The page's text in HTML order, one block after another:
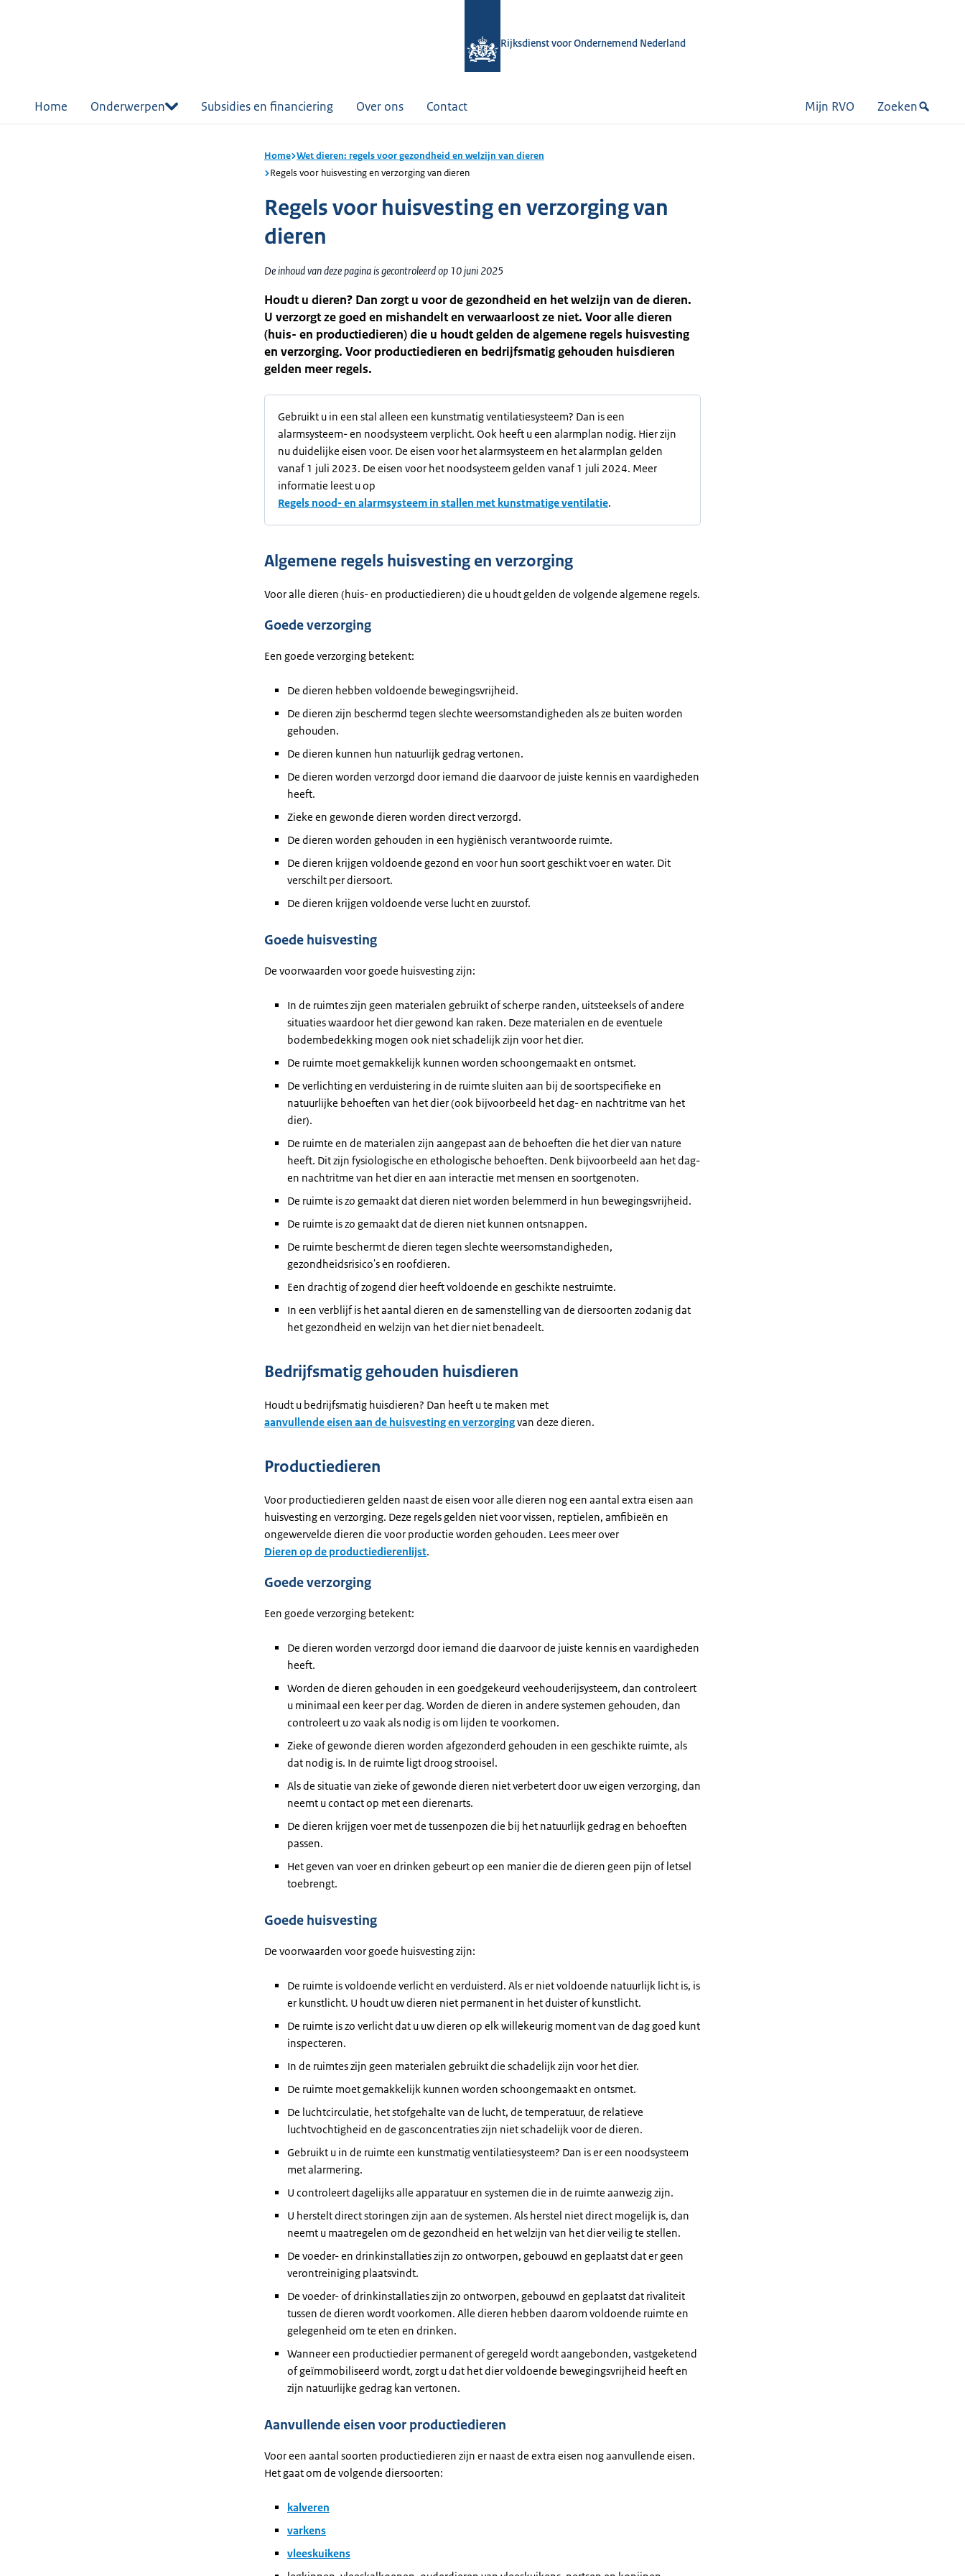
Rijksdienst voor Ondernemend Nederland
Home Onderwerpen Subsidies en financiering Over ons Contact Mijn RVO Zoeken
Home Wet dieren: regels voor gezondheid en welzijn van dieren
Regels voor huisvesting en verzorging van dieren
Regels voor huisvesting en verzorging van
dieren
De inhoud van deze pagina is gecontroleerd op 10 juni 2025
Houdt u dieren? Dan zorgt u voor de gezondheid en het welzijn van de dieren.
U verzorgt ze goed en mishandelt en verwaarloost ze niet. Voor alle dieren
(huis- en productiedieren) die u houdt gelden de algemene regels huisvesting
en verzorging. Voor productiedieren en bedrijfsmatig gehouden huisdieren
gelden meer regels.
Gebruikt u in een stal alleen een kunstmatig ventilatiesysteem? Dan is een
alarmsysteem- en noodsysteem verplicht. Ook heeft u een alarmplan nodig. Hier zijn
nu duidelijke eisen voor. De eisen voor het alarmsysteem en het alarmplan gelden
vanaf 1 juli 2023. De eisen voor het noodsysteem gelden vanaf 1 juli 2024. Meer
informatie leest u op
Regels nood- en alarmsysteem in stallen met kunstmatige ventilatie.
Algemene regels huisvesting en verzorging
Voor alle dieren (huis- en productiedieren) die u houdt gelden de volgende algemene regels.
Goede verzorging
Een goede verzorging betekent:
De dieren hebben voldoende bewegingsvrijheid.
De dieren zijn beschermd tegen slechte weersomstandigheden als ze buiten worden
gehouden.
De dieren kunnen hun natuurlijk gedrag vertonen.
De dieren worden verzorgd door iemand die daarvoor de juiste kennis en vaardigheden
heeft.
Zieke en gewonde dieren worden direct verzorgd.
De dieren worden gehouden in een hygiënisch verantwoorde ruimte.
De dieren krijgen voldoende gezond en voor hun soort geschikt voer en water. Dit
verschilt per diersoort.
De dieren krijgen voldoende verse lucht en zuurstof.
Goede huisvesting
De voorwaarden voor goede huisvesting zijn:
In de ruimtes zijn geen materialen gebruikt of scherpe randen, uitsteeksels of andere
situaties waardoor het dier gewond kan raken. Deze materialen en de eventuele
bodembedekking mogen ook niet schadelijk zijn voor het dier.
De ruimte moet gemakkelijk kunnen worden schoongemaakt en ontsmet.
De verlichting en verduistering in de ruimte sluiten aan bij de soortspecifieke en
natuurlijke behoeften van het dier (ook bijvoorbeeld het dag- en nachtritme van het
dier).
De ruimte en de materialen zijn aangepast aan de behoeften die het dier van nature
heeft. Dit zijn fysiologische en ethologische behoeften. Denk bijvoorbeeld aan het dag-
en nachtritme van het dier en aan interactie met mensen en soortgenoten.
De ruimte is zo gemaakt dat dieren niet worden belemmerd in hun bewegingsvrijheid.
De ruimte is zo gemaakt dat de dieren niet kunnen ontsnappen.
De ruimte beschermt de dieren tegen slechte weersomstandigheden,
gezondheidsrisico's en roofdieren.
Een drachtig of zogend dier heeft voldoende en geschikte nestruimte.
In een verblijf is het aantal dieren en de samenstelling van de diersoorten zodanig dat
het gezondheid en welzijn van het dier niet benadeelt.
Bedrijfsmatig gehouden huisdieren
Houdt u bedrijfsmatig huisdieren? Dan heeft u te maken met
aanvullende eisen aan de huisvesting en verzorgingvan deze dieren.
Productiedieren
Voor productiedieren gelden naast de eisen voor alle dieren nog een aantal extra eisen aan
huisvesting en verzorging. Deze regels gelden niet voor vissen, reptielen, amfibieën en
ongewervelde dieren die voor productie worden gehouden. Lees meer over
Dieren op de productiedierenlijst.
Goede verzorging
Een goede verzorging betekent:
De dieren worden verzorgd door iemand die daarvoor de juiste kennis en vaardigheden
heeft.
Worden de dieren gehouden in een goedgekeurd veehouderijsysteem, dan controleert
u minimaal een keer per dag. Worden de dieren in andere systemen gehouden, dan
controleert u zo vaak als nodig is om lijden te voorkomen.
Zieke of gewonde dieren worden afgezonderd gehouden in een geschikte ruimte, als
dat nodig is. In de ruimte ligt droog strooisel.
Als de situatie van zieke of gewonde dieren niet verbetert door uw eigen verzorging, dan
neemt u contact op met een dierenarts.
De dieren krijgen voer met de tussenpozen die bij het natuurlijk gedrag en behoeften
passen.
Het geven van voer en drinken gebeurt op een manier die de dieren geen pijn of letsel
toebrengt.
Goede huisvesting
De voorwaarden voor goede huisvesting zijn:
De ruimte is voldoende verlicht en verduisterd. Als er niet voldoende natuurlijk licht is, is
er kunstlicht. U houdt uw dieren niet permanent in het duister of kunstlicht.
De ruimte is zo verlicht dat u uw dieren op elk willekeurig moment van de dag goed kunt
inspecteren.
In de ruimtes zijn geen materialen gebruikt die schadelijk zijn voor het dier.
De ruimte moet gemakkelijk kunnen worden schoongemaakt en ontsmet.
De luchtcirculatie, het stofgehalte van de lucht, de temperatuur, de relatieve
luchtvochtigheid en de gasconcentraties zijn niet schadelijk voor de dieren.
Gebruikt u in de ruimte een kunstmatig ventilatiesysteem? Dan is er een noodsysteem
met alarmering.
U controleert dagelijks alle apparatuur en systemen die in de ruimte aanwezig zijn.
U herstelt direct storingen zijn aan de systemen. Als herstel niet direct mogelijk is, dan
neemt u maatregelen om de gezondheid en het welzijn van het dier veilig te stellen.
De voeder- en drinkinstallaties zijn zo ontworpen, gebouwd en geplaatst dat er geen
verontreiniging plaatsvindt.
De voeder- of drinkinstallaties zijn zo ontworpen, gebouwd en geplaatst dat rivaliteit
tussen de dieren wordt voorkomen. Alle dieren hebben daarom voldoende ruimte en
gelegenheid om te eten en drinken.
Wanneer een productiedier permanent of geregeld wordt aangebonden, vastgeketend
of geïmmobiliseerd wordt, zorgt u dat het dier voldoende bewegingsvrijheid heeft en
zijn natuurlijke gedrag kan vertonen.
Aanvullende eisen voor productiedieren
Voor een aantal soorten productiedieren zijn er naast de extra eisen nog aanvullende eisen.
Het gaat om de volgende diersoorten:
kalveren
varkens
vleeskuikens